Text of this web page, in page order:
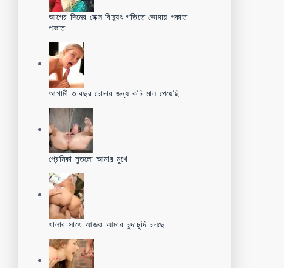
আগের দিনের সেক্স বিদ্যুৎ গতিতে ভোদায় পকাত
পকাত
আগামী ৩ বছর চোদার জন্য কচি মাল পেয়েছি
প্রেমিকা মুতলো আমার মুখে
খালার সাথে আজও আমার চুদাচুদি চলছে